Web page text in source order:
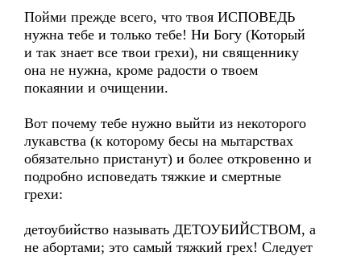
Пойми прежде всего, что твоя ИСПОВЕДЬ
нужна тебе и только тебе! Ни Богу (Который
и так знает все твои грехи), ни священнику
она не нужна, кроме радости о твоем
покаянии и очищении.
Вот почему тебе нужно выйти из некоторого
лукавства (к которому бесы на мытарствах
обязательно пристанут) и более откровенно и
подробно исповедать тяжкие и смертные
грехи:
детоубийство называть ДЕТОУБИЙСТВОМ, а
не абортами; это самый тяжкий грех! Следует